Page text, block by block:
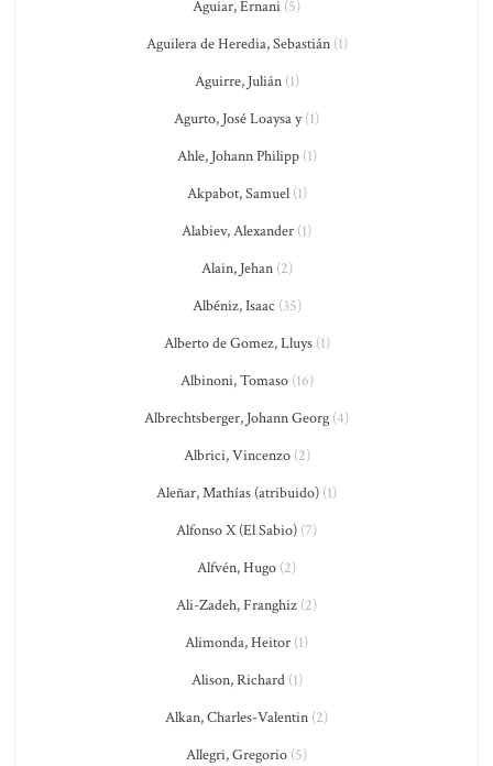
Aguiar, Ernani (5)
Aguilera de Heredia, Sebastián(1)
Aguirre, Julián(1)
Agurto, José Loaysa y(1)
Ahle, Johann Philipp(1)
Akpabot, Samuel(1)
Alabiev, Alexander (1)
Alain, Jehan(2)
Albéniz, Isaac (35)
Alberto de Gomez, Lluys(1)
Albinoni, Tomaso(16)
Albrechtsberger, Johann Georg (4)
Albrici, Vincenzo(2)
Aleñar, Mathías (atribuido) (1)
Alfonso X (El Sabio) (7)
Alfvén, Hugo (2)
Ali-Zadeh, Franghiz (2)
Alimonda, Heitor (1)
Alison, Richard(1)
Alkan, Charles-Valentin (2)
Allegri, Gregorio (5)